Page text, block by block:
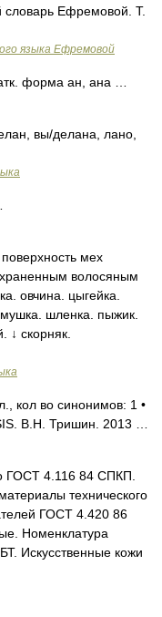
словарь Ефремовой. Т.
языка Ефремовой
форма ан, ана …
вы/делана, лано,
мех
волосяным
овчина. цыгейка.
шленка. пыжик.
↓ скорняк.
кол во синонимов: 1 •
В.Н. Тришин. 2013 …
ГОСТ 4.116 84 СПКП.
технического
ГОСТ 4.420 86
Номенклатура
Искусственные кожи